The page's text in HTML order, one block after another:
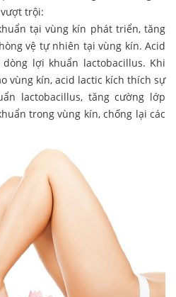
trội:
tại vùng kín phát triển, tăng
vệ tự nhiên tại vùng kín. Acid
lợi khuẩn lactobacillus. Khi
vùng kín, acid lactic kích thích sự
lactobacillus, tăng cường lớp
trong vùng kín, chống lại các